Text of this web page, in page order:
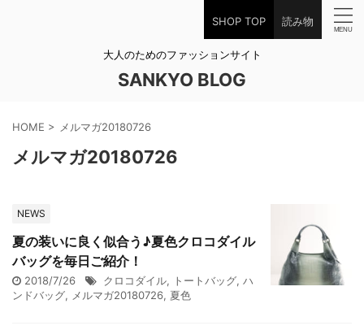
SHOP TOP 読み物
大人のためのファッションサイト
SANKYO BLOG
HOME > メルマガ20180726
メルマガ20180726
NEWS
夏の装いに良く似合う♪夏色クロコダイル
バッグを毎日ご紹介！
2018/7/26 クロコダイル, トートバッグ, ハ
ンドバッグ, メルマガ20180726, 夏色